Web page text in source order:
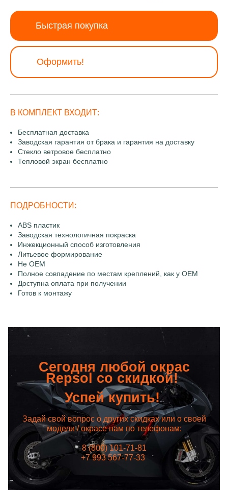
Быстрая покупка
Оформить!
В КОМПЛЕКТ ВХОДИТ:
Бесплатная доставка
Заводская гарантия от брака и гарантия на доставку
Стекло ветровое бесплатно
Тепловой экран бесплатно
ПОДРОБНОСТИ:
ABS пластик
Заводская технологичная покраска
Инжекционный способ изготовления
Литьевое формирование
Не OEM
Полное совпадение по местам креплений, как у OEM
Доступна оплата при получении
Готов к монтажу
Сегодня любой окрас
Repsol со скидкой!
Успей купить!
Задай свой вопрос о других скидках или о своей
модели / окрасе нам по телефонам:
8 (800) 101-71-81
+7 993 567-77-33